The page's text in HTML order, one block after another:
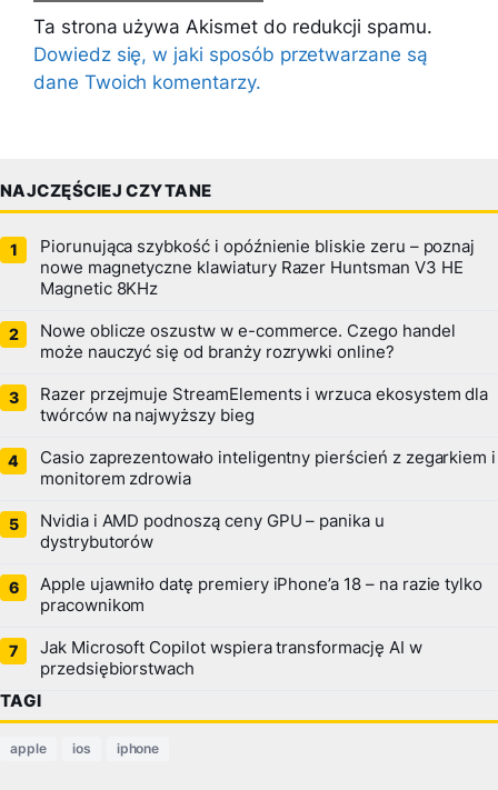
Ta strona używa Akismet do redukcji spamu.
Dowiedz się, w jaki sposób przetwarzane są
dane Twoich komentarzy.
NAJCZĘŚCIEJ CZYTANE
Piorunująca szybkość i opóźnienie bliskie zeru – poznaj
nowe magnetyczne klawiatury Razer Huntsman V3 HE
Magnetic 8KHz
Nowe oblicze oszustw w e-commerce. Czego handel
może nauczyć się od branży rozrywki online?
Razer przejmuje StreamElements i wrzuca ekosystem dla
twórców na najwyższy bieg
Casio zaprezentowało inteligentny pierścień z zegarkiem i
monitorem zdrowia
Nvidia i AMD podnoszą ceny GPU – panika u
dystrybutorów
Apple ujawniło datę premiery iPhone’a 18 – na razie tylko
pracownikom
Jak Microsoft Copilot wspiera transformację AI w
przedsiębiorstwach
TAGI
apple ios iphone